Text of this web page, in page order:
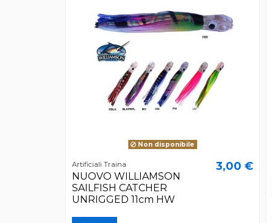
Non disponibile
Artificiali Traina
NUOVO WILLIAMSON
SAILFISH CATCHER
UNRIGGED 11cm HW
3,00 €